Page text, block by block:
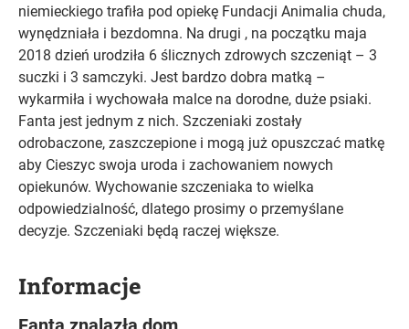
niemieckiego trafiła pod opiekę Fundacji Animalia chuda,
wynędzniała i bezdomna. Na drugi , na początku maja
2018 dzień urodziła 6 ślicznych zdrowych szczeniąt – 3
suczki i 3 samczyki. Jest bardzo dobra matką –
wykarmiła i wychowała malce na dorodne, duże psiaki.
Fanta jest jednym z nich. Szczeniaki zostały
odrobaczone, zaszczepione i mogą już opuszczać matkę
aby Cieszyc swoja uroda i zachowaniem nowych
opiekunów. Wychowanie szczeniaka to wielka
odpowiedzialność, dlatego prosimy o przemyślane
decyzje. Szczeniaki będą raczej większe.
Informacje